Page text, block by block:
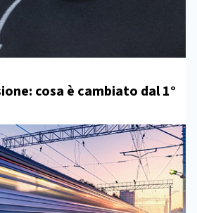
cosa è cambiato dal 1°